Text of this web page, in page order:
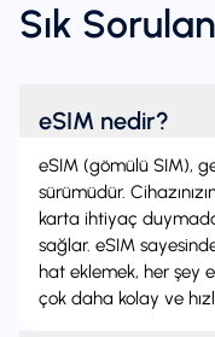
Sık
eSIM nedir?
eSIM (gömülü SIM),
sürümüdür.
karta ihtiyaç
sağlar. eSIM
hat eklemek, her şey
çok daha kolay ve